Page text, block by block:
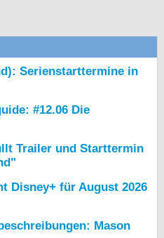
Serienstarttermine in
#12.06 Die
Trailer und Starttermin
Disney+ für August 2026
Mason